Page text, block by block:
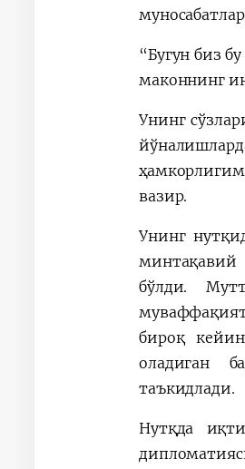
“Бугун биз
маконнинг
Унинг
вазир.
Унинг
минтақавий
бўлди.
бироқ
оладиган
таъкидлади.
Нутқда